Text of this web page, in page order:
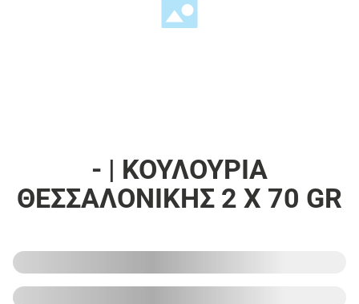
- | ΚΟΥΛΟΥΡΙΑ
ΘΕΣΣΑΛΟΝΙΚΗΣ 2 X 70 GR